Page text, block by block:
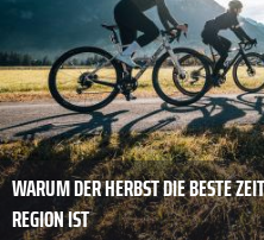
WARUM DER HERBST DIE BESTE
REGION IST